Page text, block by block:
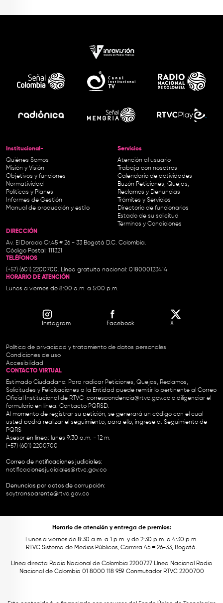
Institucional-
Quiénes Somos
Misión y Visión
Objetivos y funciones
Normatividad
Políticas y Planes
Informes de Gestión
Manual de producción y estilo
Servicios
Atención al usuario
Trabaja con nosotros
Calendario de actividades
Buzón Peticiones, Quejas,
Reclamos y Denuncias
Trámites y Servicios
Directorio de funcionarios
Estado de su solicitud
Términos y Condiciones
DIRECCIÓN
Av. El Dorado Cr.45 # 26 - 33 Bogotá D.C. Colombia.
Código Postal: 111321
TELÉFONOS
(+57) (601) 2200700. Línea gratuita nacional: 018000123414
HORARIO DE ATENCIÓN
Lunes a viernes de 8:00 a.m. a 5:00 p.m.
Instagram Facebook X
Política de privacidad y tratamiento de datos personales
Condiciones de uso
Accesibilidad
CONTACTO VIRTUAL
Estimado Ciudadano: Para radicar Peticiones, Quejas, Reclamos,
Solicitudes y Felicitaciones a la Entidad puede remitir lo pertinente al Correo
Oficial Institucional de RTVC correspondencia@rtvc.gov.co o diligenciar el
formulario en línea: Contacto PQRSD.
Al momento de registrar su petición, se generará un código con el cual
usted podrá realizar el seguimiento, para ello, ingrese a: Seguimiento de
PQRS
Asesor en línea: lunes 9:30 a.m. - 12 m.
(+57) (601) 2200700
Correo de notificaciones judiciales:
notificacionesjudiciales@rtvc.gov.co
Denuncias por actos de corrupción:
soytransparente@rtvc.gov.co
Horario de atención y entrega de premios:
Lunes a viernes de 8:30 a.m. a 1 p.m. y de 2:30 p.m. a 4:30 p.m.
RTVC Sistema de Medios Públicos, Carrera 45 # 26-33, Bogotá.
Línea directa Radio Nacional de Colombia 2200727 Línea Nacional Radio
Nacional de Colombia 01 8000 118 959. Conmutador RTVC 2200700